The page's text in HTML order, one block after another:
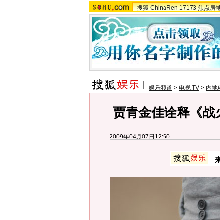
搜狐 ChinaRen 17173 焦点房
娱乐频道 > 电视 TV > 内地
贾青金佳诠释《战
2009年04月07日12:50